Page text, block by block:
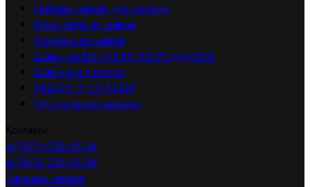
Наборы шаров для мужчин
Мини сеты из шаров
Фонтаны из шаров
Шары на ВЫПИСКУ ИЗ РОДДОМА
Шарики в потолок
АКЦИИ И СКИДКИ
Оформление шарами
+7(927) 039-47-34
+7(843) 239-47-34
Заказать звонок